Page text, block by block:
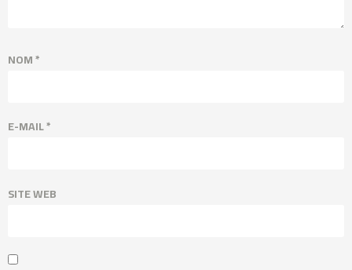
NOM*
E-MAIL*
SITE WEB